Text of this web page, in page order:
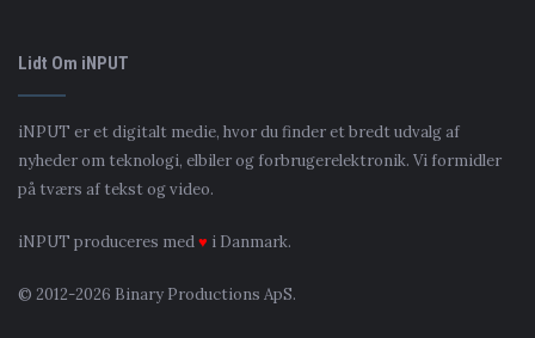
Lidt Om iNPUT
iNPUT er et digitalt medie, hvor du finder et bredt udvalg af
nyheder om teknologi, elbiler og forbrugerelektronik. Vi formidler
på tværs af tekst og video.
iNPUT produceres med♥ i Danmark.
© 2012-2026 Binary Productions ApS.